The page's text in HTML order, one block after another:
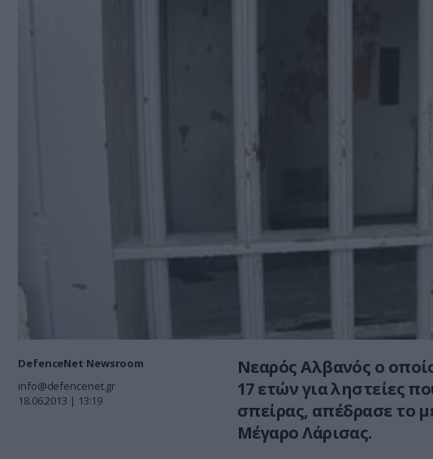
DefenceNet Newsroom
info@defencenet.gr
18.06.2013 | 13:19
Νεαρός Αλβανός ο
17 ετών για ληστείες
σπείρας, απέδρασε το
Μέγαρο Λάρισας.